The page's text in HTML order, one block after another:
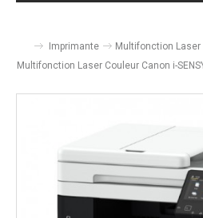
Imprimante Multifonction Laser
Multifonction Laser Couleur Canon i-